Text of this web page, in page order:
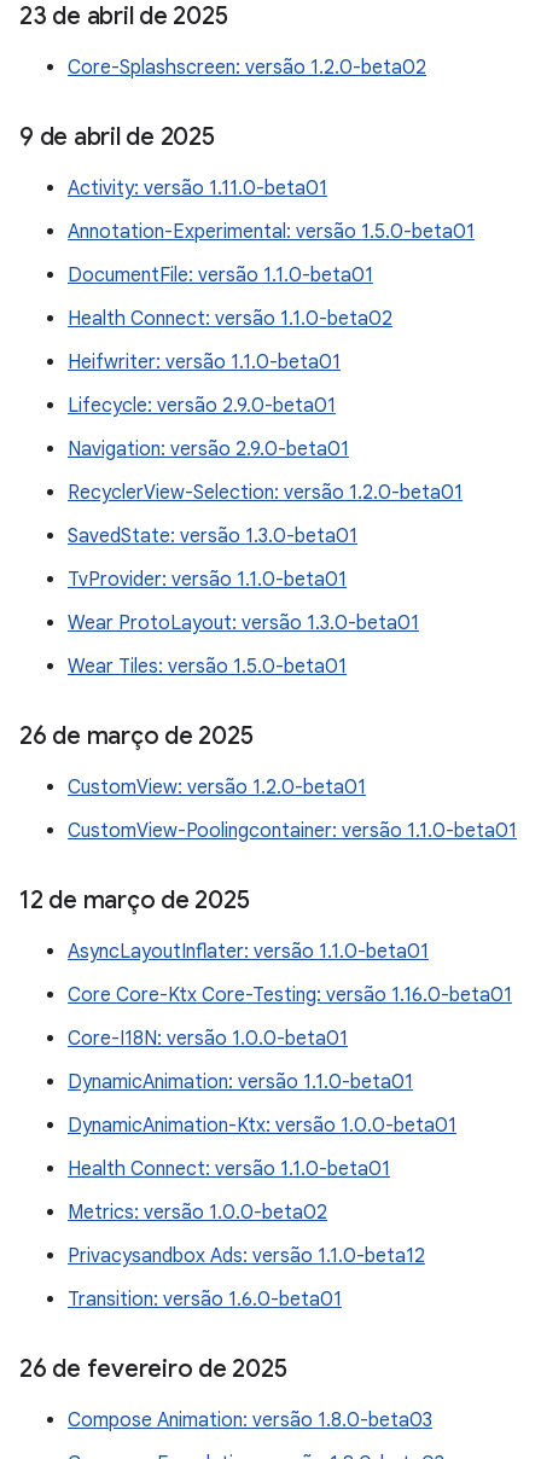
23 de abril de 2025
Core-Splashscreen: versão 1.2.0-beta02
9 de abril de 2025
Activity: versão 1.11.0-beta01
Annotation-Experimental: versão 1.5.0-beta01
DocumentFile: versão 1.1.0-beta01
Health Connect: versão 1.1.0-beta02
Heifwriter: versão 1.1.0-beta01
Lifecycle: versão 2.9.0-beta01
Navigation: versão 2.9.0-beta01
RecyclerView-Selection: versão 1.2.0-beta01
SavedState: versão 1.3.0-beta01
TvProvider: versão 1.1.0-beta01
Wear ProtoLayout: versão 1.3.0-beta01
Wear Tiles: versão 1.5.0-beta01
26 de março de 2025
CustomView: versão 1.2.0-beta01
CustomView-Poolingcontainer: versão 1.1.0-beta01
12 de março de 2025
AsyncLayoutInflater: versão 1.1.0-beta01
Core Core-Ktx Core-Testing: versão 1.16.0-beta01
Core-I18N: versão 1.0.0-beta01
DynamicAnimation: versão 1.1.0-beta01
DynamicAnimation-Ktx: versão 1.0.0-beta01
Health Connect: versão 1.1.0-beta01
Metrics: versão 1.0.0-beta02
Privacysandbox Ads: versão 1.1.0-beta12
Transition: versão 1.6.0-beta01
26 de fevereiro de 2025
Compose Animation: versão 1.8.0-beta03